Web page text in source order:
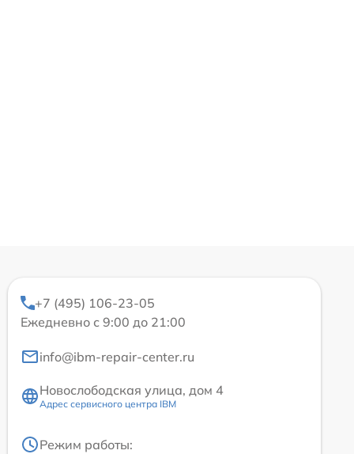
+7 (495) 106-23-05
Ежедневно с 9:00 до 21:00
info@ibm-repair-center.ru
Новослободская улица, дом 4
Адрес сервисного центра IBM
Режим работы: